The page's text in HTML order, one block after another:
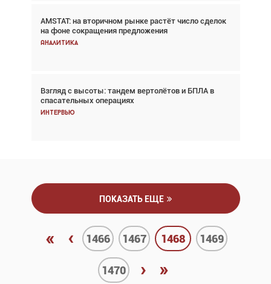
AMSTAT: на вторичном рынке растёт число сделок
на фоне сокращения предложения
Аналитика
Взгляд с высоты: тандем вертолётов и БПЛА в
спасательных операциях
Интервью
Проблемы с цепочками поставок сохраняются
Аналитика
Частный самолёт – это актив. Подходите к
покупке соответствующим образом
Интервью
ПОКАЗАТЬ ЕЩЕ
« ‹ 1466 1467 1468 1469
1470 › »